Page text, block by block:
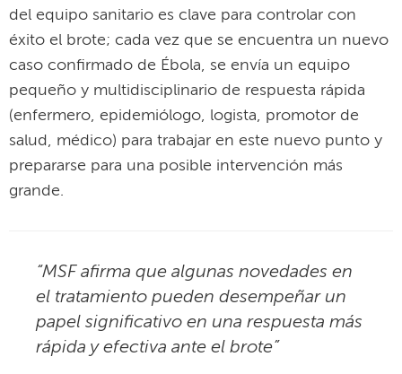
del equipo sanitario es clave para controlar con
éxito el brote; cada vez que se encuentra un nuevo
caso confirmado de Ébola, se envía un equipo
pequeño y multidisciplinario de respuesta rápida
(enfermero, epidemiólogo, logista, promotor de
salud, médico) para trabajar en este nuevo punto y
prepararse para una posible intervención más
grande.
“MSF afirma que algunas novedades en
el tratamiento pueden desempeñar un
papel significativo en una respuesta más
rápida y efectiva ante el brote”